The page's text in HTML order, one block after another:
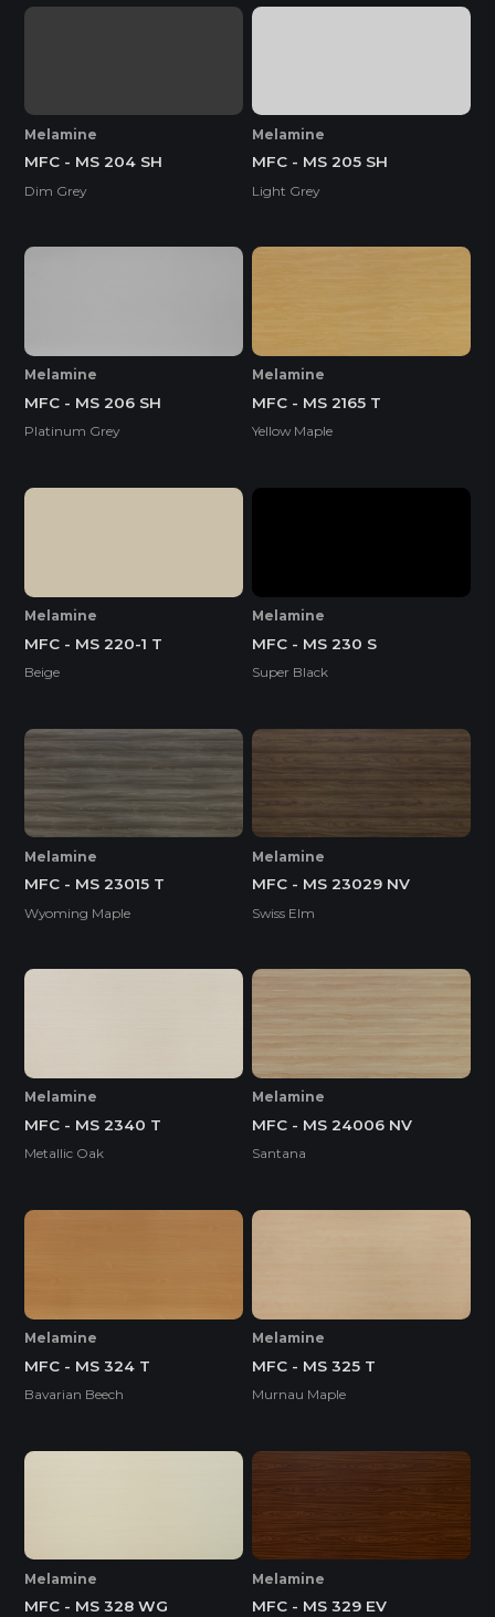
Melamine
MFC - MS 204 SH
Dim Grey
Melamine
MFC - MS 205 SH
Light Grey
Melamine
MFC - MS 206 SH
Platinum Grey
Melamine
MFC - MS 2165 T
Yellow Maple
Melamine
MFC - MS 220-1 T
Beige
Melamine
MFC - MS 230 S
Super Black
Melamine
MFC - MS 23015 T
Wyoming Maple
Melamine
MFC - MS 23029 NV
Swiss Elm
Melamine
MFC - MS 2340 T
Metallic Oak
Melamine
MFC - MS 24006 NV
Santana
Melamine
MFC - MS 324 T
Bavarian Beech
Melamine
MFC - MS 325 T
Murnau Maple
Melamine
MFC - MS 328 WG
Melamine
MFC - MS 329 EV